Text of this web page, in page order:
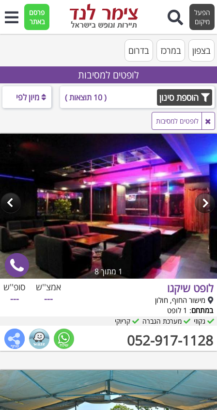
הפעל
מיקום
פרסם
באתר
בצפון במרכז בדרום
לופטים למסיבות
הוספת סינון ( 10 תוצאות ) מיון לפי
לופטים למסיבות
1 מתוך 8
לופט שיקגו
מישור החוף, חולון
במתחם: 1 לופט
052-917-1128
אמצ''ש
---
סופ''ש
---
גקוזי מערכת הגברה קריוקי